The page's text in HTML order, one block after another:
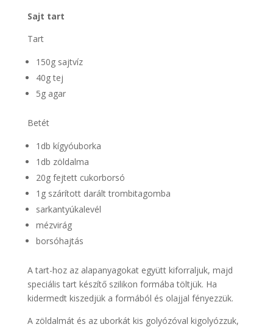
Sajt tart
Tart
150g sajtvíz
40g tej
5g agar
Betét
1db kígyóuborka
1db zöldalma
20g fejtett cukorborsó
1g szárított darált trombitagomba
sarkantyúkalevél
mézvirág
borsóhajtás
A tart-hoz az alapanyagokat együtt kiforraljuk, majd
speciális tart készítő szilikon formába töltjük. Ha
kidermedt kiszedjük a formából és olajjal fényezzük.
A zöldalmát és az uborkát kis golyózóval kigolyózzuk,